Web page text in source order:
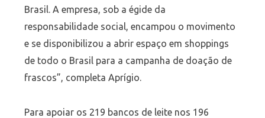
Brasil. A empresa, sob a égide da
responsabilidade social, encampou o movimento
e se disponibilizou a abrir espaço em shoppings
de todo o Brasil para a campanha de doação de
frascos”, completa Aprígio.
Para apoiar os 219 bancos de leite nos 196